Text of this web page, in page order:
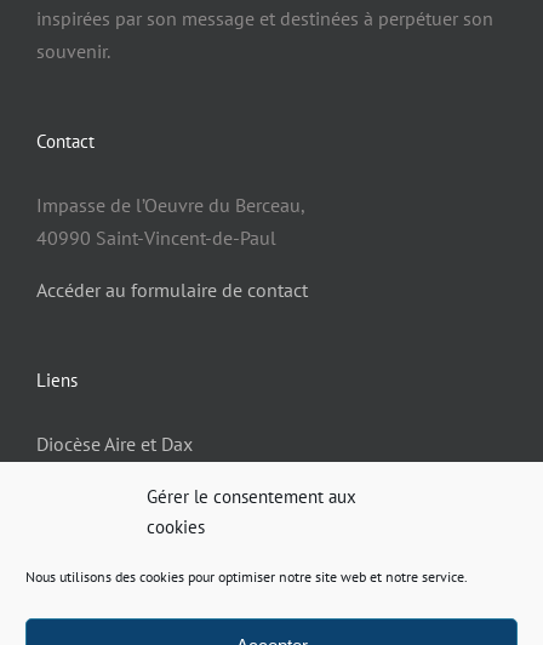
Gérer le consentement aux
cookies
Nous utilisons des cookies pour optimiser notre site web et notre service.
inspirées par son message et destinées à perpétuer son
souvenir.
Contact
Impasse de l’Oeuvre du Berceau,
40990 Saint-Vincent-de-Paul
Accéder au formulaire de contact
Liens
Diocèse Aire et Dax